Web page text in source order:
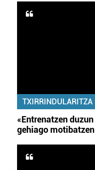
TXIRRINDULARITZA
«Entrenatzen
gehiago